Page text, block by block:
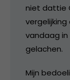
niet dattie
vandaag in
gelachen.
Mijn